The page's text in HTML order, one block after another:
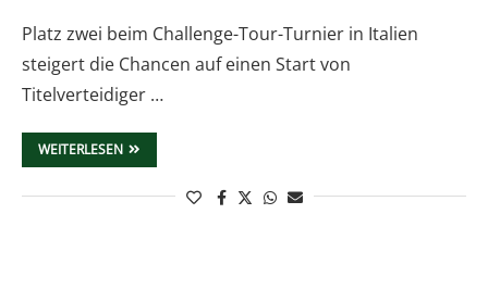
Platz zwei beim Challenge-Tour-Turnier in Italien
steigert die Chancen auf einen Start von
Titelverteidiger …
WEITERLESEN